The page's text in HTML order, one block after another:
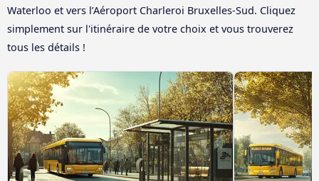
Waterloo et vers l’Aéroport Charleroi Bruxelles-Sud. Cliquez
simplement sur l'itinéraire de votre choix et vous trouverez
tous les détails !